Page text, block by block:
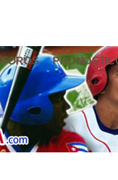
FOROS